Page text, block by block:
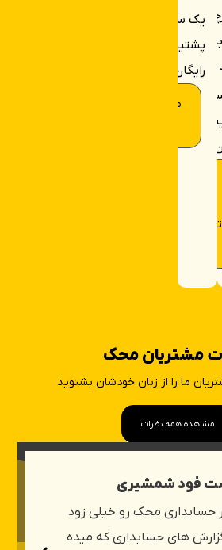
تولیدی
یک سال
پشتیبانی
رایگان
مشاوره
مشتریان محک
ما را از زبان خودشان بشنوید
مشاهده همه نظرات
فود شمشیری
حسابداری محک رو خیلی زود
گزارش های حسابداری که میده